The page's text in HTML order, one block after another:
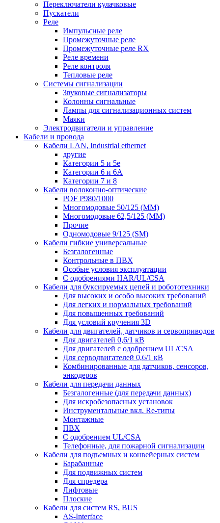
Переключатели кулачковые
Пускатели
Реле
Импульсные реле
Промежуточные реле
Промежуточные реле RX
Реле времени
Реле контроля
Тепловые реле
Системы сигнализации
Звуковые сигнализаторы
Колонны сигнальные
Лампы для сигнализационных систем
Маяки
Электродвигатели и управление
Кабели и провода
Кабели LAN, Industrial ethernet
другие
Категории 5 и 5е
Категории 6 и 6A
Категории 7 и 8
Кабели волоконно-оптические
POF P980/1000
Многомодовые 50/125 (ММ)
Многомодовые 62,5/125 (ММ)
Прочие
Одномодовые 9/125 (SM)
Кабели гибкие универсальные
Безгалогенные
Контрольные в ПВХ
Особые условия эксплуатации
С одобрениями HAR/UL/CSA
Кабели для буксируемых цепей и робототехники
Для высоких и особо высоких требований
Для легких и нормальных требований
Для повышенных требований
Для условий кручения 3D
Кабели для двигателей, датчиков и сервоприводов
Для двигателей 0,6/1 кВ
Для двигателей с одобрением UL/CSA
Для серводвигателей 0,6/1 кВ
Комбинированные для датчиков, cенсоров,
энкодеров
Кабели для передачи данных
Безгалогенные (для передачи данных)
Для искробезопасных установок
Инструментальные вкл. Re-типы
Монтажные
ПВХ
С одобрением UL/CSA
Телефонные, для пожарной сигнализации
Кабели для подъемных и конвейерных систем
Барабанные
Для подвижных систем
Для спредера
Лифтовые
Плоские
Кабели для систем RS, BUS
AS-Interface